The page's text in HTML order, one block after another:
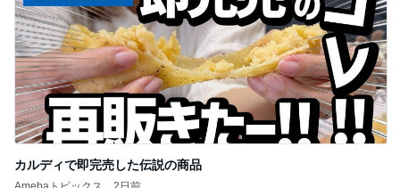
カルディで即完売した伝説の商品